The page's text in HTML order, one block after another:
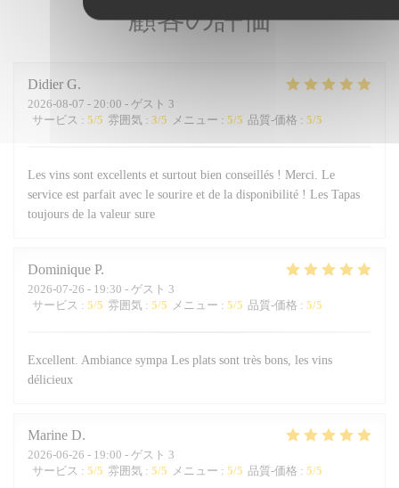
顧客の評価
Didier G
2026-08-07 - 20:00 - ゲスト 3
サービス : 5/5 雰囲気 : 3/5 メニュー : 5/5 品質-価格 : 5/5
Les vins sont excellents et surtout bien conseillés ! Merci. Le
service est parfait avec le sourire et de la disponibilité ! Les Tapas
toujours de la valeur sure
Dominique P
2026-07-26 - 19:30 - ゲスト 3
サービス : 5/5 雰囲気 : 5/5 メニュー : 5/5 品質-価格 : 5/5
Excellent. Ambiance sympa Les plats sont très bons, les vins
délicieux
Marine D
2026-06-26 - 19:00 - ゲスト 3
サービス : 5/5 雰囲気 : 5/5 メニュー : 5/5 品質-価格 : 5/5